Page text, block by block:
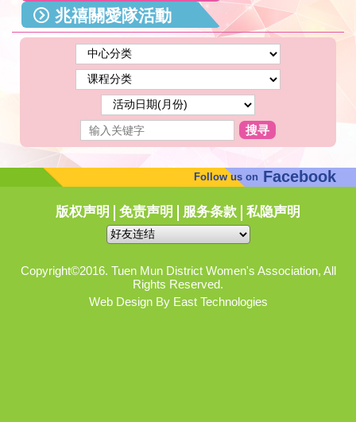
姿
兆禧關愛隊活動
搜寻
Follow us on Facebook
版权声明 免责声明 服务条款 私隐声明
Copyright©2016. Tuen Mun District Women's Association, All
Rights Reserved.
Web Design By East Technologies